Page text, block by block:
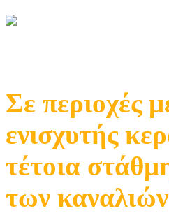
Σε περιοχές
ενισχυτής
τέτοια
των